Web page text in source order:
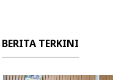
BERITA TERKINI